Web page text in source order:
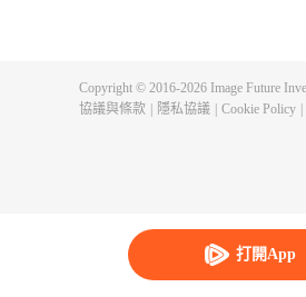
打開App
也收穫了多位風姿卓絕的佳麗。
Copyright © 2016-2026Image Future
協議與條款
隱私協議 Cookie Policy